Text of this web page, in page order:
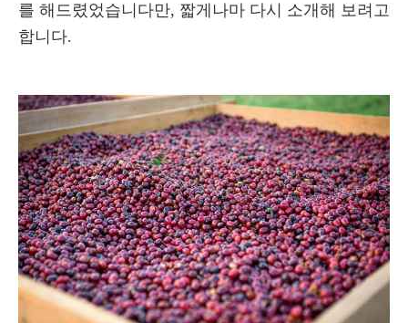
를 해드렸었습니다만, 짧게나마 다시 소개해 보려고
합니다.